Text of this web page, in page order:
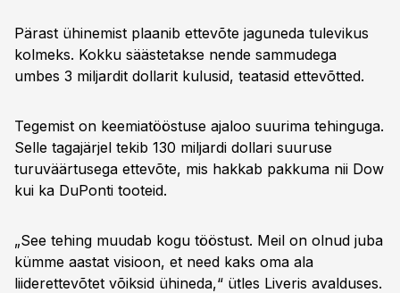
Pärast ühinemist plaanib ettevõte jaguneda tulevikus
kolmeks. Kokku säästetakse nende sammudega
umbes 3 miljardit dollarit kulusid, teatasid ettevõtted.
Tegemist on keemiatööstuse ajaloo suurima tehinguga.
Selle tagajärjel tekib 130 miljardi dollari suuruse
turuväärtusega ettevõte, mis hakkab pakkuma nii Dow
kui ka DuPonti tooteid.
„See tehing muudab kogu tööstust. Meil on olnud juba
kümme aastat visioon, et need kaks oma ala
liiderettevõtet võiksid ühineda,“ ütles Liveris avalduses.